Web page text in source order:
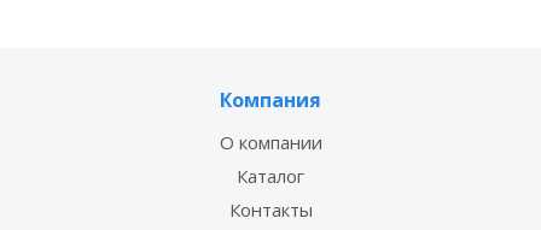
Компания
О компании
Каталог
Контакты